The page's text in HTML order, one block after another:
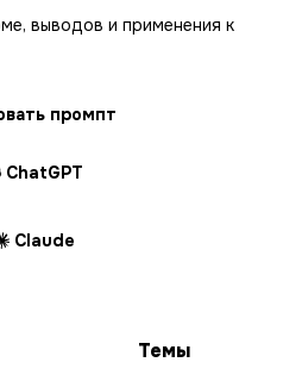
выводов и применения к
промпт
ChatGPT
Claude
Темы